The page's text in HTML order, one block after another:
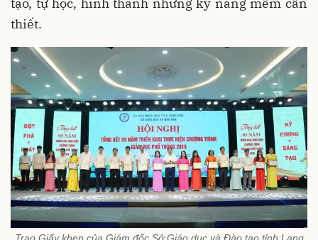
thiết.
Trao Giấy khen của Giám đốc Sở Giáo dục và Đào tạo tỉnh Lạng